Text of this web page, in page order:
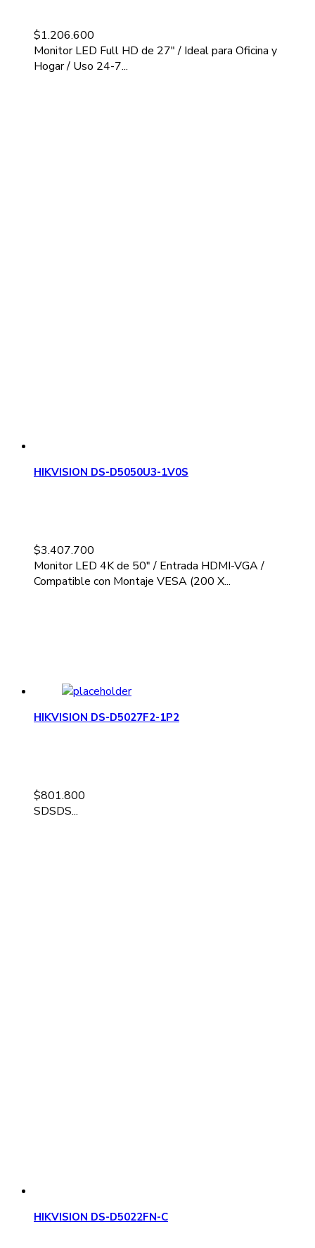
$1.206.600
Monitor LED Full HD de 27" / Ideal para Oficina y
Hogar / Uso 24-7...
HIKVISION DS-D5050U3-1V0S
$3.407.700
Monitor LED 4K de 50" / Entrada HDMI-VGA /
Compatible con Montaje VESA (200 X...
HIKVISION DS-D5027F2-1P2
$801.800
SDSDS...
HIKVISION DS-D5022FN-C